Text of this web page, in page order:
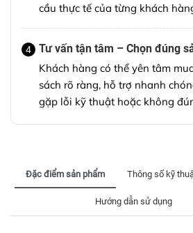
cầu thực tế của từng khách
4
Tư vấn tận tâm – Chọn đúng
Khách hàng có thể yên tâm
sách rõ ràng, hỗ trợ nhanh
gặp lỗi kỹ thuật hoặc không
Đặc điểm sản phẩm Thông số kỹ
Hướng dẫn sử dụng